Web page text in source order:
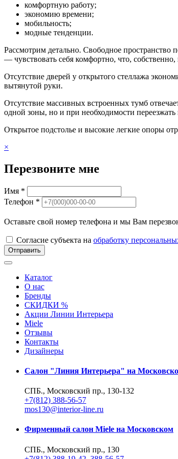
комфортную работу;
экономию времени;
мобильность;
модные тенденции.
Рассмотрим детально. Свободное пространство
— чувствовать себя комфортно, что,
Отсутствие дверей у открытого стеллажа
вытянутой руки.
Отсутствие массивных встроенных тумб
одной зоны, но и при необходимости переезжать
Открытое подстолье и высокие легкие опоры
×
Перезвоните мне
Имя *
Телефон *
Оставьте свой номер телефона и мы Вам
Согласие субъекта на обработку
Отправить
Каталог
О нас
Бренды
СКИДКИ %
Акции Линии Интерьера
Miele
Отзывы
Контакты
Дизайнеры
Салон "Линия Интерьера" на
СПБ., Московский пр., 130-132
+7(812) 388-56-57
mos130@interior-line.ru
Фирменный салон Miele на Московском
СПБ., Московский пр., 130